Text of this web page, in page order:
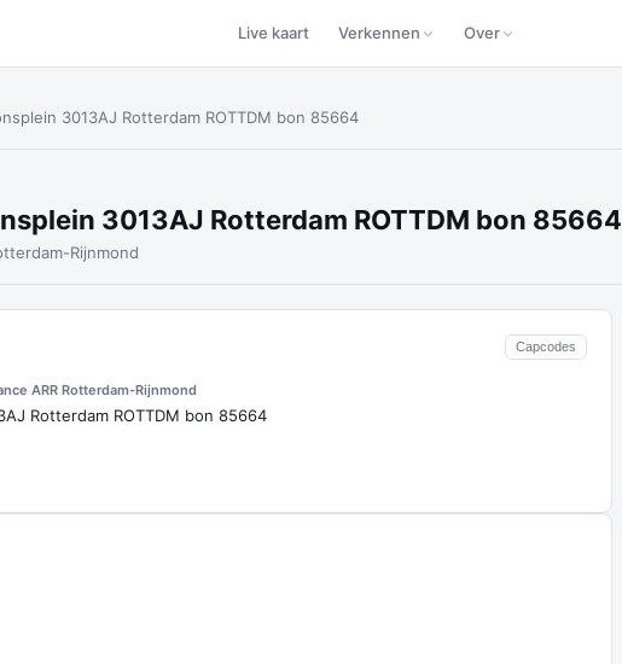
Live kaart Verkennen Over
3013AJ Rotterdam ROTTDM bon 85664
3013AJ Rotterdam ROTTDM bon 85664
Rijnmond
Capcodes
ARR Rotterdam-Rijnmond
Rotterdam ROTTDM bon 85664